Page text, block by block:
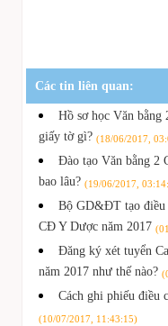
Các tin liên quan:
Hồ sơ học Văn bằng
giấy tờ gì? (18/06/2017,
Đào tạo Văn bằng 2
bao lâu? (19/06/2017,
Bộ GD&ĐT tạo điều
CĐ Y Dược năm 2017
Đăng ký xét tuyển
năm 2017 như thế nào?
Cách ghi phiếu điều
(10/07/2017, 11:43:15)